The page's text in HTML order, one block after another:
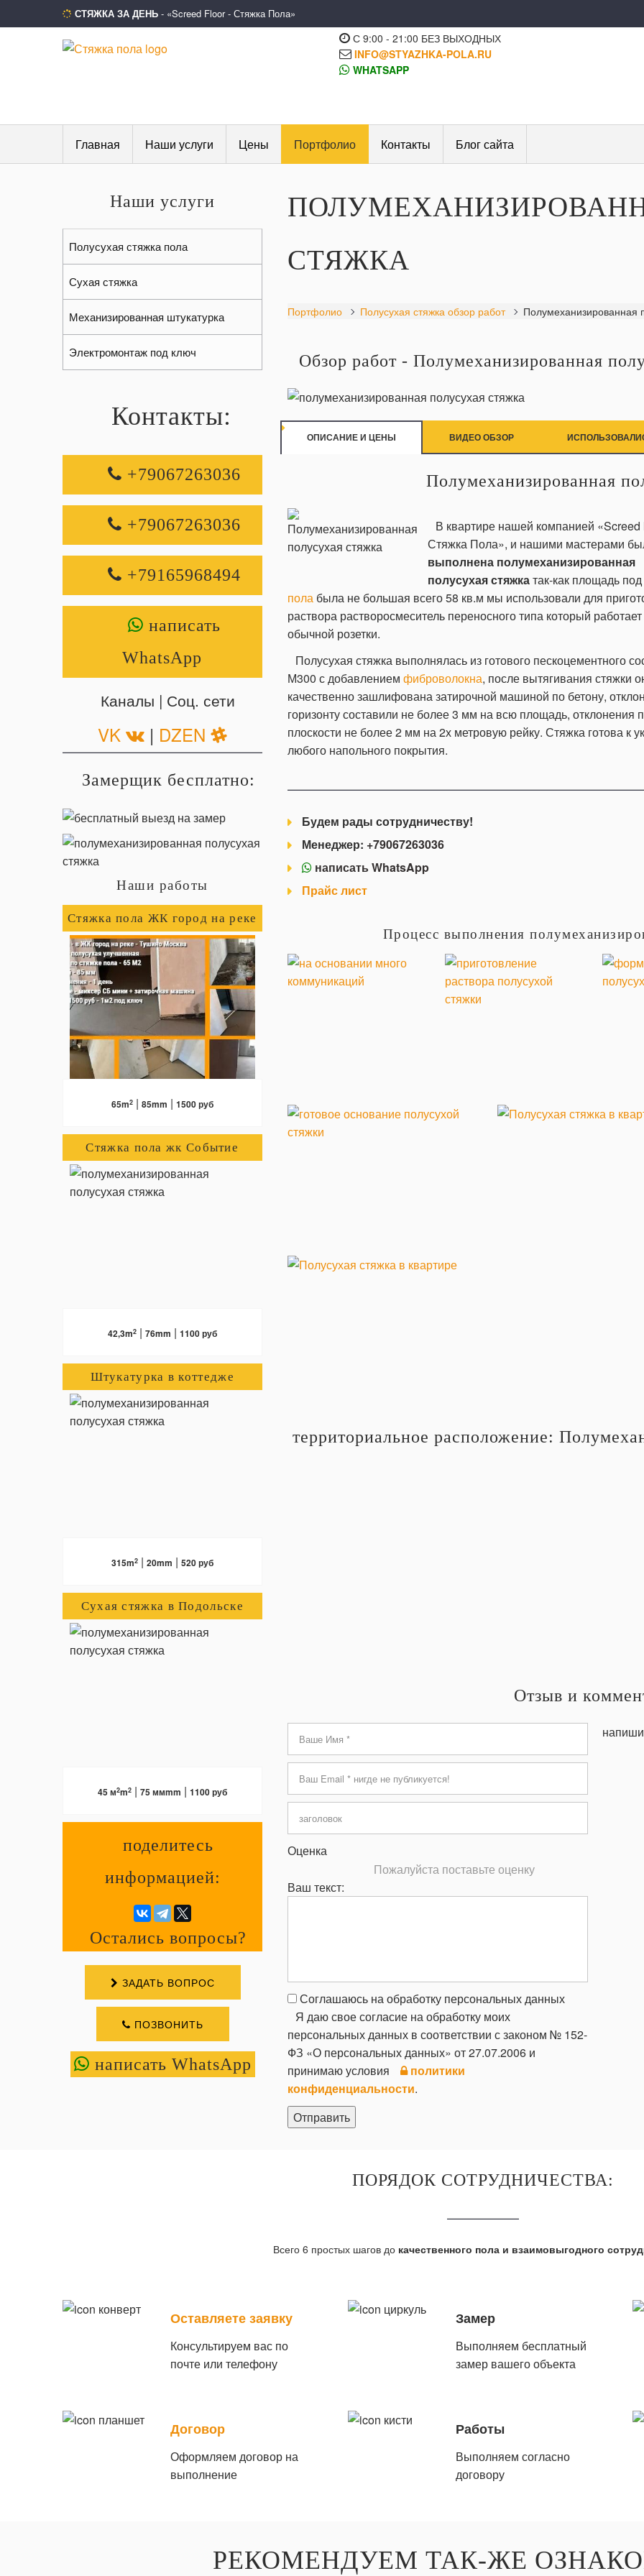
СТЯЖКА ЗА ДЕНЬ - «Screed Floor - Стяжка Пола»
С 9:00 - 21:00 БЕЗ ВЫХОДНЫХ
INFO@STYAZHKA-POLA.RU
WHATSAPP
Главная Наши услуги Цены Портфолио Контакты Блог сайта
СТЯЖКА
Портфолио Полусухая стяжка обзор работ Полумеханизированная
Обзор работ - Полумеханизированная
ОПИСАНИЕ И ЦЕНЫ ВИДЕО ОБЗОР
Полумеханизированная
В квартире нашей компанией «Screed
Стяжка Пола», и нашими мастерами
выполнена полумеханизированная
полусухая стяжкатак-как площадь под
полабыла не большая всего 58 кв.м мы использовали для
раствора растворосмеситель переносного типа который работает
обычной розетки.
Полусухая стяжка выполнялась из готового пескоцементного
М300 с добавлением фиброволокна, после вытягивания стяжки
качественно зашлифована затирочной машиной по бетону,
горизонту составили не более 3 мм на всю площадь, отклонения
плоскости не более 2 мм на 2х метровую рейку. Стяжка готова к
любого напольного покрытия.
Будем рады сотрудничеству!
Менеджер: +79067263036
написать WhatsApp
Прайс лист
Процесс выполнения
территориальное расположение:
Отзыв и
Оценка
Пожалуйста поставьте оценку
Ваш текст:
Соглашаюсь на обработку персональных данных
Я даю свое согласие на обработку моих
персональных данных в соответствии с законом № 152-
ФЗ «О персональных данных» от 27.07.2006 и
принимаю условия
политики
конфиденциальности.
Наши услуги
Полусухая стяжка пола
Сухая стяжка
Механизированная штукатурка
Электромонтаж под ключ
Контакты:
+79067263036
+79067263036
+79165968494
написать
WhatsApp
Каналы | Соц. сети
VK | DZEN
Замерщик бесплатно:
Наши работы
Стяжка пола ЖК город на реке
ПОДРОБНЕЕ
65m2| 85mm | 1500 руб
Стяжка пола жк Событие
42,3m2| 76mm | 1100 руб
Штукатурка в коттедже
315m2| 20mm | 520 руб
Сухая стяжка в Подольске
45 м2m2| 75 ммmm | 1100 руб
поделитесь
информацией:
Остались вопросы?
ЗАДАТЬ ВОПРОС
ПОЗВОНИТЬ
написать WhatsApp
ПОРЯДОК СОТРУДНИЧЕСТВА:
Всего 6 простых шагов до качественного пола и взаимовыгодного
Оставляете заявку
Консультируем вас по
почте или телефону
Замер
Выполняем бесплатный
замер вашего объекта
Договор
Оформляем договор на
выполнение
Работы
Выполняем согласно
договору
РЕКОМЕНДУЕМ ТАК-ЖЕ